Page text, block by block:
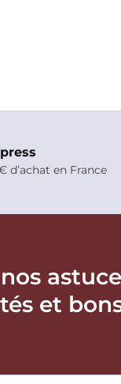
d’achat en France
et